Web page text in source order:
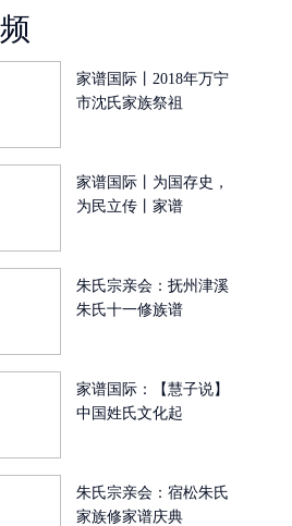
家谱国际丨2018年万宁
市沈氏家族祭祖
家谱国际丨为国存史，
为民立传丨家谱
朱氏宗亲会：抚州津溪
朱氏十一修族谱
家谱国际：【慧子说】
中国姓氏文化起
朱氏宗亲会：宿松朱氏
家族修家谱庆典